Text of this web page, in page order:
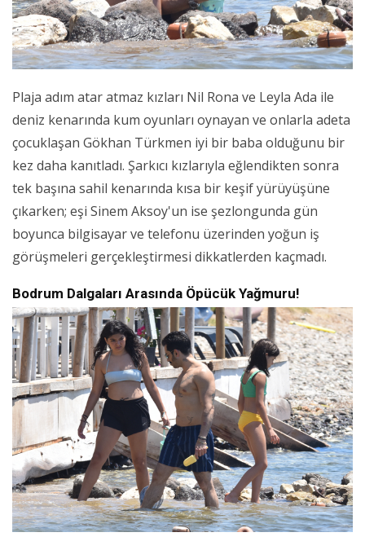
Plaja adım atar atmaz kızları Nil Rona ve Leyla Ada ile
deniz kenarında kum oyunları oynayan ve onlarla adeta
çocuklaşan Gökhan Türkmen iyi bir baba olduğunu bir
kez daha kanıtladı. Şarkıcı kızlarıyla eğlendikten sonra
tek başına sahil kenarında kısa bir keşif yürüyüşüne
çıkarken; eşi Sinem Aksoy'un ise şezlongunda gün
boyunca bilgisayar ve telefonu üzerinden yoğun iş
görüşmeleri gerçekleştirmesi dikkatlerden kaçmadı.
Bodrum Dalgaları Arasında Öpücük Yağmuru!